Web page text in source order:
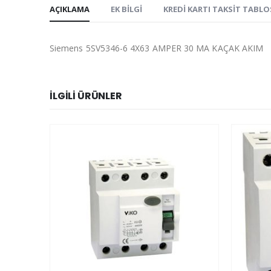
AÇIKLAMA EK BILGI KREDI KARTI TAKSIT
Siemens 5SV5346-6 4X63 AMPER 30 MA KAÇAK AKIM
İLGILI ÜRÜNLER